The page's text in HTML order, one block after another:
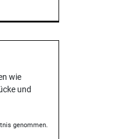
wie
und
genommen.